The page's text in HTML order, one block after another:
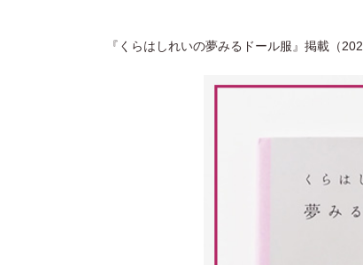
『くらはしれいの夢みるドール服』掲載（